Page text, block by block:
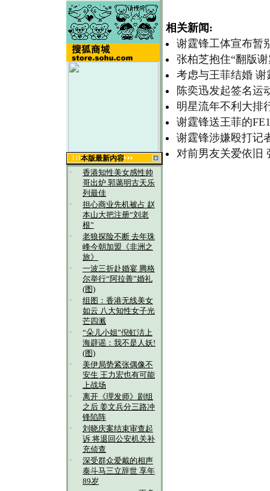
本版最新内容
·
香港知性美女感性帅
哥出炉 郭蔼明古天乐
列最佳
·
担心商业先机被占 赵
本山大把注册“刘老
根”
·
老狼探险不断 去年珠
峰今朝加盟《非洲之
旅》
·
一波三折赴婚宴 腾格
尔举行“阿拉善”婚礼
(图)
·
组图：香港无线美女
如云 八大知性女子光
芒四溅
·
“朵儿小姐”倪虹洁上
海辟谣：我不是人妖!
(图)
·
美伊局势紧张偶像不
安生 王力宏也有可能
上战场
·
离开《理发师》剧组
之后 姜文兵分三路冲
锋陷阵
·
刘晓庆案结束审查起
诉 将退回公安机关补
充侦查
·
深受群众爱戴的相声
泰斗马三立辞世 享年
89岁
相关新闻:
谢霆锋工体宣布暂
张柏芝抱住“翻版
考虑与王菲结婚
陈奕迅发起签名运
明星流年不利大排
谢霆锋送王菲的
谢霆锋涉嫌殴打记
对前男友关爱依旧